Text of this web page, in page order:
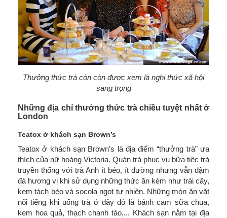
Thưởng thức trà còn còn được xem là nghi thức xã hội
sang trọng
Những địa chỉ thưởng thức trà chiều tuyệt nhất ở
London
Teatox ở khách sạn Brown’s
Teatox ở khách sạn Brown’s là địa điểm “thưởng trà” ưa
thích của nữ hoàng Victoria. Quán trà phục vụ bữa tiệc trà
truyền thống với trà Anh ít béo, ít đường nhưng vẫn đậm
đà hương vị khi sử dụng những thức ăn kèm như trái cây,
kem tách béo và socola ngọt tự nhiên. Những món ăn vặt
nổi tiếng khi uống trà ở đây đó là bánh cam sữa chua,
kem hoa quả, thạch chanh táo,... Khách sạn nằm tại địa